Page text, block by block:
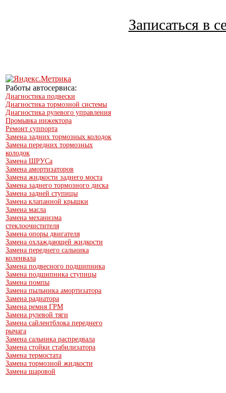
Записаться в
Работы автосервиса:
Диагностика подвески
Диагностика тормозной системы
Диагностика рулевого управления
Промывка инжектора
Ремонт суппорта
Замена задних тормозных колодок
Замена передних тормозных
колодок
Замена ШРУСа
Замена амортизаторов
Замена жидкости заднего моста
Замена заднего тормозного диска
Замена задней ступицы
Замена клапанной крышки
Замена масла
Замена механизма
стеклоочистителя
Замена опоры двигателя
Замена охлаждающей жидкости
Замена переднего сальника
коленвала
Замена подвесного подшипника
Замена подшипника ступицы
Замена помпы
Замена пыльника амортизатора
Замена радиатора
Замена ремня ГРМ
Замена рулевой тяги
Замена сайлентблока переднего
рычага
Замена сальника распредвала
Замена стойки стабилизатора
Замена термостата
Замена тормозной жидкости
Замена шаровой